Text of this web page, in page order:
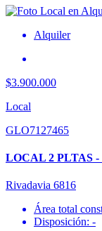
Alquiler
$3.900.000
Local
GLO7127465
LOCAL 2 PLTAS
Rivadavia 6816
Área total
Disposición: -